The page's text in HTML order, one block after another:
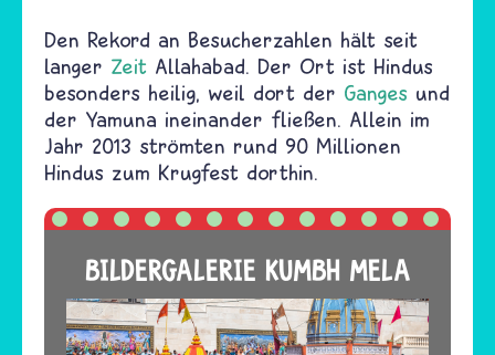
Den Rekord an Besucherzahlen hält seit
langer Zeit Allahabad. Der Ort ist Hindus
besonders heilig, weil dort der Ganges und
der Yamuna ineinander fließen. Allein im
Jahr 2013 strömten rund 90 Millionen
Hindus zum Krugfest dorthin.
BILDERGALERIE KUMBH MELA